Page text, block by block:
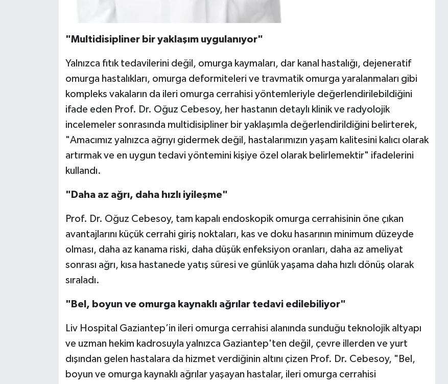
"Multidisipliner bir yaklaşım uygulanıyor"
Yalnızca fıtık tedavilerini değil, omurga kaymaları, dar kanal hastalığı, dejeneratif
omurga hastalıkları, omurga deformiteleri ve travmatik omurga yaralanmaları gibi
kompleks vakaların da ileri omurga cerrahisi yöntemleriyle değerlendirilebildiğini
ifade eden Prof. Dr. Oğuz Cebesoy, her hastanın detaylı klinik ve radyolojik
incelemeler sonrasında multidisipliner bir yaklaşımla değerlendirildiğini belirterek,
"Amacımız yalnızca ağrıyı gidermek değil, hastalarımızın yaşam kalitesini kalıcı olarak
artırmak ve en uygun tedavi yöntemini kişiye özel olarak belirlemektir" ifadelerini
kullandı.
"Daha az ağrı, daha hızlı iyileşme"
Prof. Dr. Oğuz Cebesoy, tam kapalı endoskopik omurga cerrahisinin öne çıkan
avantajlarını küçük cerrahi giriş noktaları, kas ve doku hasarının minimum düzeyde
olması, daha az kanama riski, daha düşük enfeksiyon oranları, daha az ameliyat
sonrası ağrı, kısa hastanede yatış süresi ve günlük yaşama daha hızlı dönüş olarak
sıraladı.
"Bel, boyun ve omurga kaynaklı ağrılar tedavi edilebiliyor"
Liv Hospital Gaziantep’in ileri omurga cerrahisi alanında sunduğu teknolojik altyapı
ve uzman hekim kadrosuyla yalnızca Gaziantep'ten değil, çevre illerden ve yurt
dışından gelen hastalara da hizmet verdiğinin altını çizen Prof. Dr. Cebesoy, "Bel,
boyun ve omurga kaynaklı ağrılar yaşayan hastalar, ileri omurga cerrahisi